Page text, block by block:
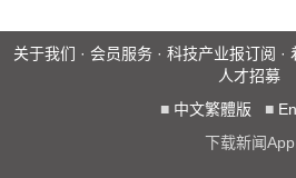
关于我们 · 会员服务 · 科技产业报订阅 ·
人才招募
■ 中文繁體版 ■
下载新闻App